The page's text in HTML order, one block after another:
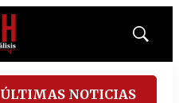
Mostrar
ÚLTIMAS NOTICIAS